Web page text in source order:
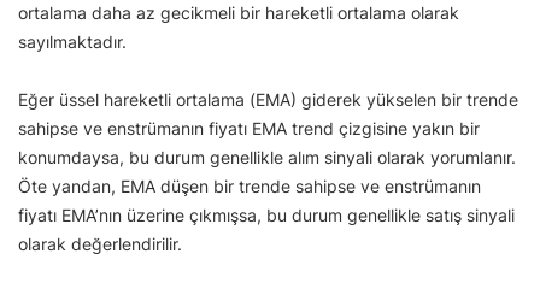
ortalama daha az gecikmeli bir hareketli ortalama olarak
sayılmaktadır.
Eğer üssel hareketli ortalama (EMA) giderek yükselen bir trende
sahipse ve enstrümanın fiyatı EMA trend çizgisine yakın bir
konumdaysa, bu durum genellikle alım sinyali olarak yorumlanır.
Öte yandan, EMA düşen bir trende sahipse ve enstrümanın
fiyatı EMA’nın üzerine çıkmışsa, bu durum genellikle satış sinyali
olarak değerlendirilir.